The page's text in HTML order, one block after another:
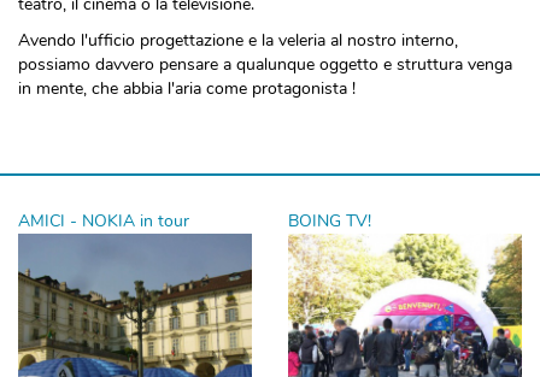
Avendo l'ufficio progettazione e la veleria al nostro interno,
possiamo davvero pensare a qualunque oggetto e struttura venga
in mente, che abbia l'aria come protagonista !
AMICI - NOKIA in tour BOING TV!